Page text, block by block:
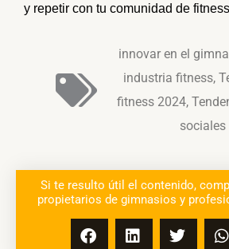
y repetir con tu comunidad de
innovar en el
industria fitness,
fitness 2024,
sociales
Si te resulto útil el contenido,
propietarios de gimnasios y